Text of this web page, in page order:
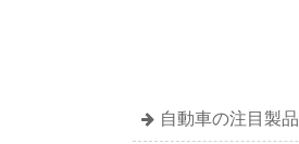
自動車の注目製品